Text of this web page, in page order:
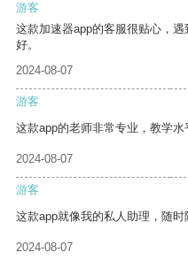
游客
这款加速器app的客服很贴心，
好。
2024-08-07
游客
这款app的老师非常专业，教学水
2024-08-07
游客
这款app就像我的私人助理，随时
2024-08-07